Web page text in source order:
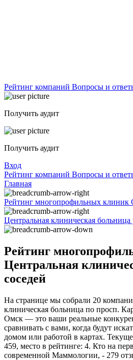
Рейтинг компаний Вопросы и
Получить аудит
Получить аудит
Вход
Рейтинг компаний Вопросы и
Главная
Рейтинг многопрофильных клиник
Центральная клиническая больница
Рейтинг
Центральная
соседей
На странице мы собрали 20
клиническая больница по просп.
Омск — это ваши реальные
сравнивать с вами, когда будут
домом или работой в картах.
459, место в рейтинге: 4. Кто на
современной Маммологии, - 279